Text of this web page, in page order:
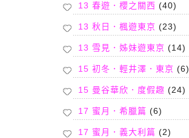
13 春遊．櫻之關西 (40)
13 秋日．楓遊東京 (23)
13 雪見．姊妹遊東京 (14)
15 初冬．輕井澤．東京 (6)
15 曼谷華欣．度假趣 (24)
17 蜜月．希臘篇 (6)
17 蜜月．義大利篇 (2)